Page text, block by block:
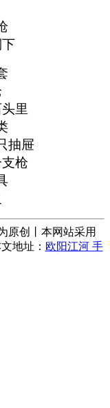
里
抽屉
枪
原创丨本网站采用
地址： 欧阳江河 手